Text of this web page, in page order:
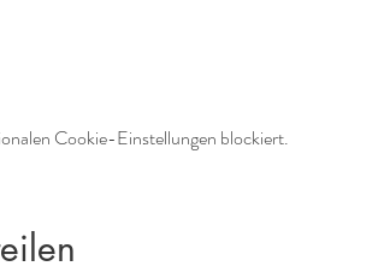
Cookie-Einstellungen blockiert.